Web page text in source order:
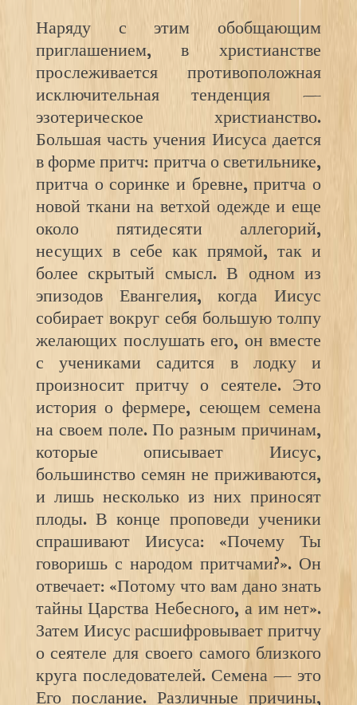
Наряду с этим обобщающим
приглашением, в христианстве
прослеживается противоположная
исключительная тенденция —
эзотерическое христианство.
Большая часть учения Иисуса дается
в форме притч: притча о светильнике,
притча о соринке и бревне, притча о
новой ткани на ветхой одежде и еще
около пятидесяти аллегорий,
несущих в себе как прямой, так и
более скрытый смысл. В одном из
эпизодов Евангелия, когда Иисус
собирает вокруг себя большую толпу
желающих послушать его, он вместе
с учениками садится в лодку и
произносит притчу о сеятеле. Это
история о фермере, сеющем семена
на своем поле. По разным причинам,
которые описывает Иисус,
большинство семян не приживаются,
и лишь несколько из них приносят
плоды. В конце проповеди ученики
спрашивают Иисуса: «Почему Ты
говоришь с народом притчами?». Он
отвечает: «Потому что вам дано знать
тайны Царства Небесного, а им нет».
Затем Иисус расшифровывает притчу
о сеятеле для своего самого близкого
круга последователей. Семена — это
Его послание. Различные причины,